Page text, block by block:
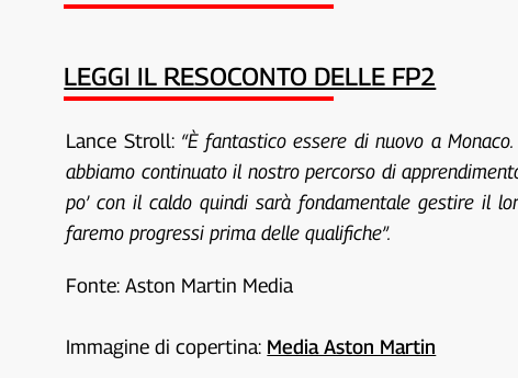
LEGGI IL RESOCONTO DELLE FP2
Lance Stroll: “È fantastico essere di nuovo a
abbiamo continuato il nostro percorso di
po’ con il caldo quindi sarà fondamentale gestire il
faremo progressi prima delle qualifiche”.
Fonte: Aston Martin Media
Immagine di copertina: Media Aston Martin